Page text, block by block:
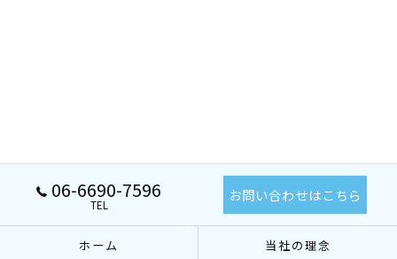
06-6690-7596
TEL
お問い合わせはこちら
ホーム 当社の理念